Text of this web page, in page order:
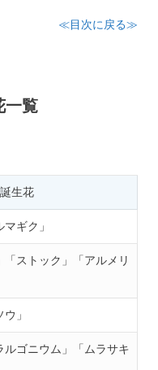
≪目次に戻る≫
一覧
誕生花
ギク」
「ストック」「アルメリ
」
ルゴニウム」「ムラサキ